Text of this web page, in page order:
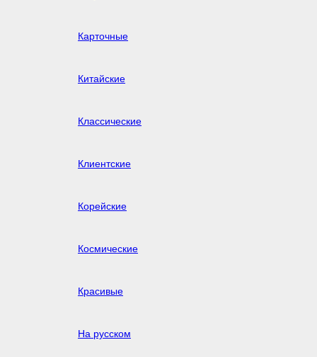
Карточные
Китайские
Классические
Клиентские
Корейские
Космические
Красивые
На русском